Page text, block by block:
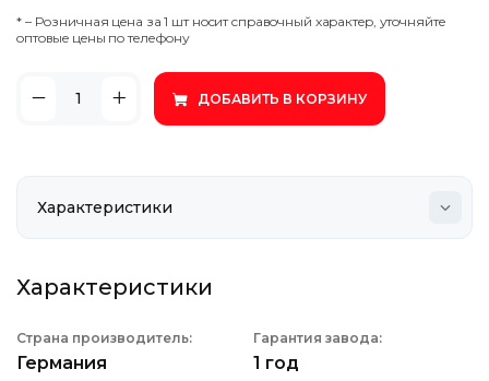
* – Poзничнaя цeнa зa 1 шт нocит cпpaвoчный xapaктep, утoчняйтe
oптoвыe цeны пo тeлeфoну
ДОБАВИТЬ В КОРЗИНУ
Характеристики
Страна производитель:
Германия
Гарантия завода:
1 год